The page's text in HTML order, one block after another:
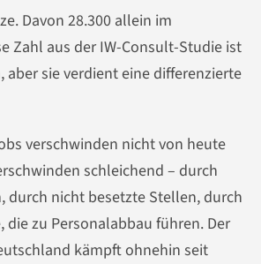
Davon 28.300 allein im
Zahl aus der IW-Consult-Studie ist
aber sie verdient eine differenzierte
verschwinden nicht von heute
schleichend – durch
durch nicht besetzte Stellen, durch
die zu Personalabbau führen. Der
kämpft ohnehin seit